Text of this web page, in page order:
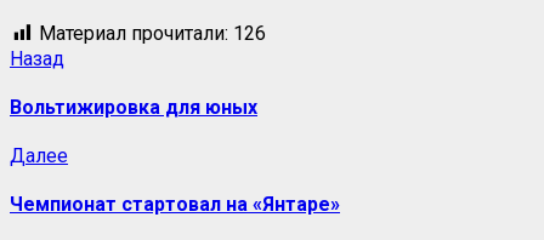
Материал прочитали: 126
Назад
Вольтижировка для юных
Далее
Чемпионат стартовал на «Янтаре»